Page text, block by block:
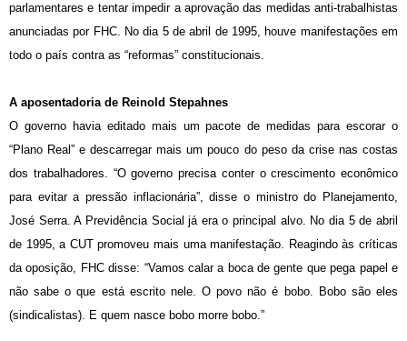
parlamentares e tentar impedir a aprovação das medidas anti-trabalhistas
anunciadas por FHC. No dia 5 de abril de 1995, houve manifestações em
todo o país contra as “reformas” constitucionais.
A aposentadoria de Reinold Stepahnes
O governo havia editado mais um pacote de medidas para escorar o
“Plano Real” e descarregar mais um pouco do peso da crise nas costas
dos trabalhadores. “O governo precisa conter o crescimento econômico
para evitar a pressão inflacionária”, disse o ministro do Planejamento,
José Serra. A Previdência Social já era o principal alvo. No dia 5 de abril
de 1995, a CUT promoveu mais uma manifestação. Reagindo às críticas
da oposição, FHC disse: “Vamos calar a boca de gente que pega papel e
não sabe o que está escrito nele. O povo não é bobo. Bobo são eles
(sindicalistas). E quem nasce bobo morre bobo.”